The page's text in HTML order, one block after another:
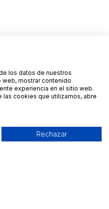
los datos de nuestros
web, mostrar contenido
experiencia en el sitio web.
las cookies que utilizamos, abre
Rechazar